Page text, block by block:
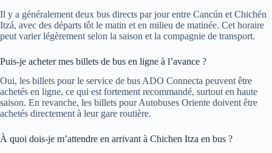
Il y a généralement deux bus directs par jour entre Cancún et Chichén
Itzá, avec des départs tôt le matin et en milieu de matinée. Cet horaire
peut varier légèrement selon la saison et la compagnie de transport.
Puis-je acheter mes billets de bus en ligne à l’avance ?
Oui, les billets pour le service de bus ADO Connecta peuvent être
achetés en ligne, ce qui est fortement recommandé, surtout en haute
saison. En revanche, les billets pour Autobuses Oriente doivent être
achetés directement à leur gare routière.
À quoi dois-je m’attendre en arrivant à Chichen Itza en bus ?